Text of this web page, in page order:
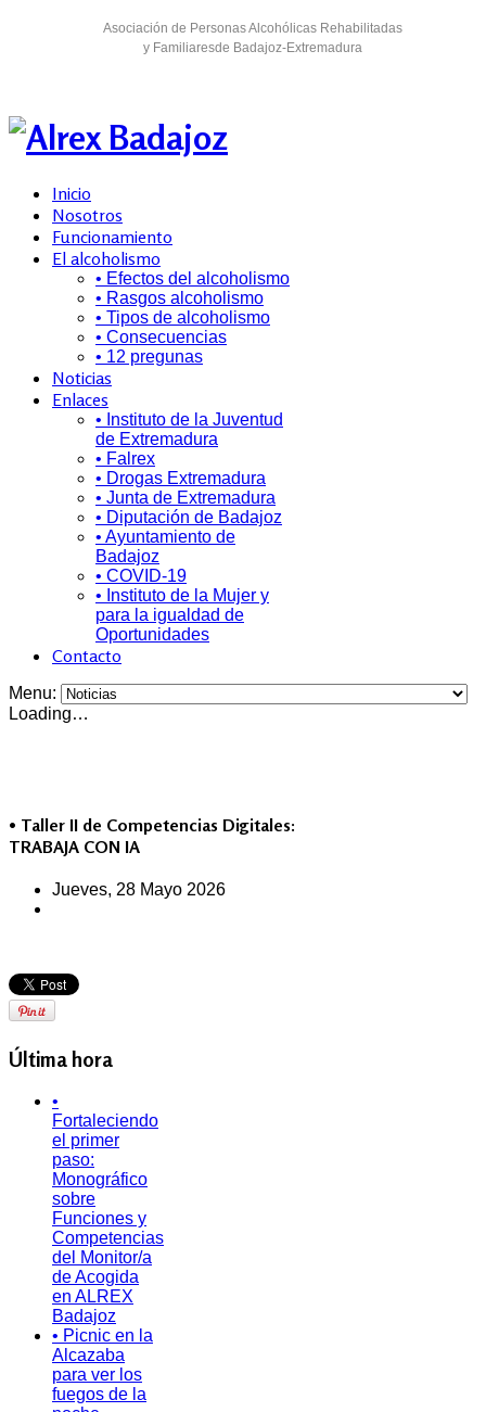
Asociación de Personas Alcohólicas Rehabilitadas
y Familiaresde Badajoz-Extremadura
Inicio
Nosotros
Funcionamiento
El alcoholismo
• Efectos del alcoholismo
• Rasgos alcoholismo
• Tipos de alcoholismo
• Consecuencias
• 12 pregunas
Noticias
Enlaces
• Instituto de la Juventud
de Extremadura
• Falrex
• Drogas Extremadura
• Junta de Extremadura
• Diputación de Badajoz
• Ayuntamiento de
Badajoz
• COVID-19
• Instituto de la Mujer y
para la igualdad de
Oportunidades
Contacto
Menu:
Loading…
• Taller II de Competencias Digitales:
TRABAJA CON IA
Jueves, 28 Mayo 2026
Última hora
•
Fortaleciendo
el primer
paso:
Monográfico
sobre
Funciones y
Competencias
del Monitor/a
de Acogida
en ALREX
Badajoz
• Picnic en la
Alcazaba
para ver los
fuegos de la